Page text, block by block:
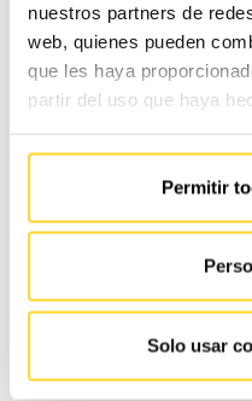
nuestros partners de
web, quienes pueden
que les haya
partir del uso que haya
Permitir
Solo usar
#
1
Selecciona la teva
cobertura en peces